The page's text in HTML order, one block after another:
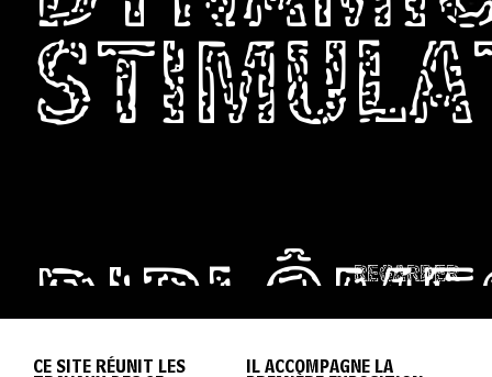
REGARDER
CE SITE RÉUNIT LES
IL ACCOMPAGNE LA